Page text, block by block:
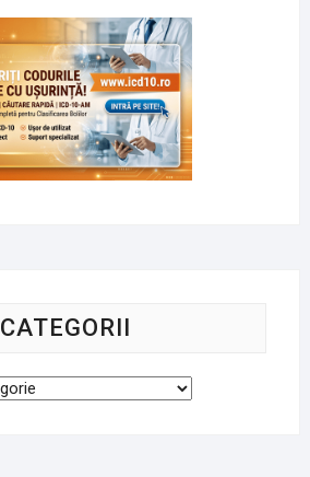
CATEGORII